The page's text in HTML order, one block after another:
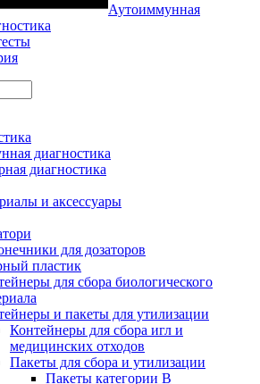
Аутоиммунная
диагностика
диагностика
и аксессуары
для дозаторов
пластик
для сбора биологического
и пакеты для утилизации
Контейнеры для сбора игл и
медицинских отходов
Пакеты для сбора и утилизации
Пакеты категории B